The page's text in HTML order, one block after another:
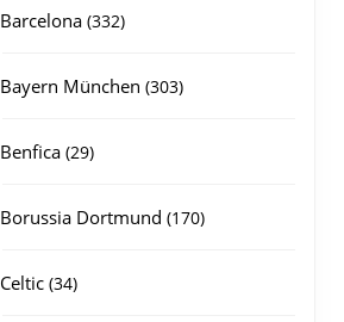
Barcelona 332332
Bayern München 303303
Benfica 2929
Borussia Dortmund 170170
Celtic 3434